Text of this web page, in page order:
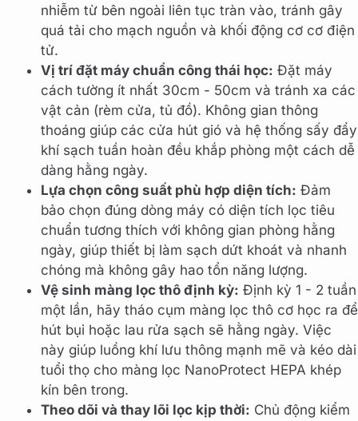
nhiễm từ bên ngoài liên tục tràn vào, tránh gây
quá tải cho mạch nguồn và khối động cơ cơ điện
tử.
Vị trí đặt máy chuẩn công thái học: Đặt máy
cách tường ít nhất 30cm - 50cm và tránh xa các
vật cản (rèm cửa, tủ đồ). Không gian thông
thoáng giúp các cửa hút gió và hệ thống sấy đẩy
khí sạch tuần hoàn đều khắp phòng một cách dễ
dàng hằng ngày.
Lựa chọn công suất phù hợp diện tích: Đảm
bảo chọn đúng dòng máy có diện tích lọc tiêu
chuẩn tương thích với không gian phòng hằng
ngày, giúp thiết bị làm sạch dứt khoát và nhanh
chóng mà không gây hao tổn năng lượng.
Vệ sinh màng lọc thô định kỳ: Định kỳ 1 - 2 tuần
một lần, hãy tháo cụm màng lọc thô cơ học ra để
hút bụi hoặc lau rửa sạch sẽ hằng ngày. Việc
này giúp luồng khí lưu thông mạnh mẽ và kéo dài
tuổi thọ cho màng lọc NanoProtect HEPA khép
kín bên trong.
Theo dõi và thay lõi lọc kịp thời: Chủ động kiểm